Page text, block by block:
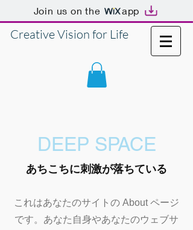
Join us on the app
Creative Vision for Life
DEEP SPACE
あちこちに刺激が落ちている
これはあなたのサイトの About ページ
です。あなた自身やあなたのウェブサ